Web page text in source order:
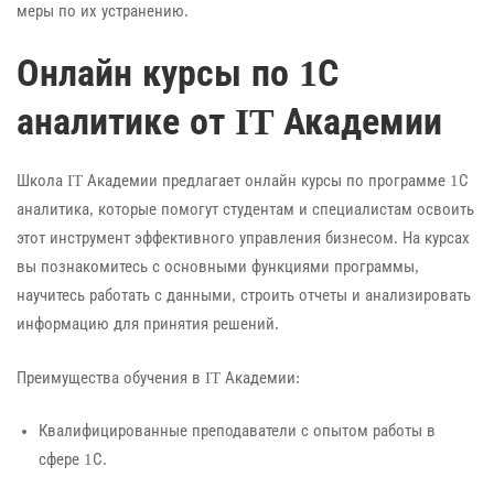
меры по их устранению.
Онлайн курсы по 1С
аналитике от IT Академии
Школа IT Академии предлагает онлайн курсы по программе 1С
аналитика, которые помогут студентам и специалистам освоить
этот инструмент эффективного управления бизнесом. На курсах
вы познакомитесь с основными функциями программы,
научитесь работать с данными, строить отчеты и анализировать
информацию для принятия решений.
Преимущества обучения в IT Академии:
Квалифицированные преподаватели с опытом работы в
сфере 1С.